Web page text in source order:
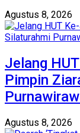
Agustus 8, 2026
Jelang
Pimpin
Agustus 8, 2026